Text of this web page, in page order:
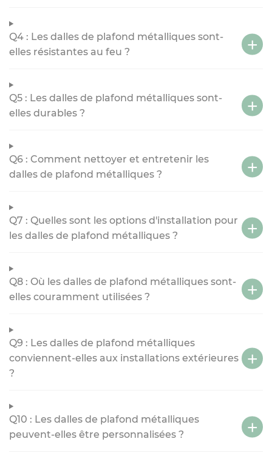
Q4 : Les dalles de plafond métalliques sont-
elles résistantes au feu ?
Q5 : Les dalles de plafond métalliques sont-
elles durables ?
Q6 : Comment nettoyer et entretenir les
dalles de plafond métalliques ?
Q7 : Quelles sont les options d'installation pour
les dalles de plafond métalliques ?
Q8 : Où les dalles de plafond métalliques sont-
elles couramment utilisées ?
Q9 : Les dalles de plafond métalliques
conviennent-elles aux installations extérieures
?
Q10 : Les dalles de plafond métalliques
peuvent-elles être personnalisées ?